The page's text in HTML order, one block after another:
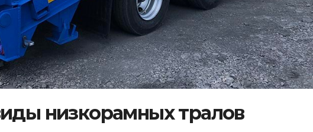
низкорамных тралов